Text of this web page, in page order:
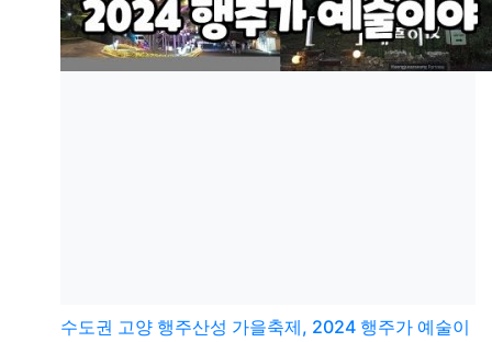
수도권 고양 행주산성 가을축제, 2024 행주가 예술이